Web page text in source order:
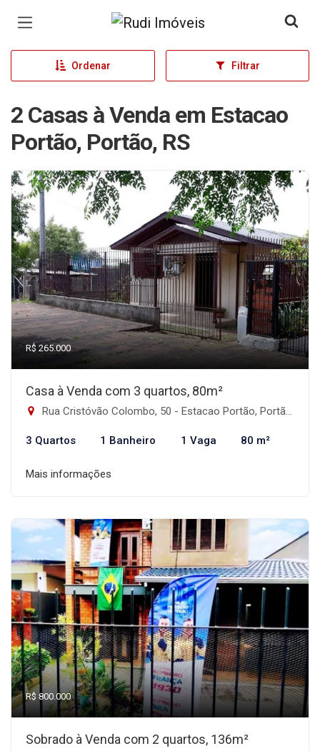
Página inicial
Ordenar Filtrar
2 Casas à Venda em Estacao
Portão, Portão, RS
R$ 265.000
Casa à Venda com 3 quartos, 80m²
Rua Cristóvão Colombo, 50 - Estacao Portão, Portão-RS
3 Quartos 1 Banheiro 1 Vaga 80 m²
Mais informações
R$ 800.000
Sobrado à Venda com 2 quartos, 136m²